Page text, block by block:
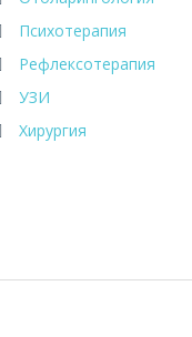
Психотерапия
Рефлексотерапия
УЗИ
Хирургия